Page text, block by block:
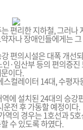
L
복
사
하
기
게
변
경
하
기
게
변
경
하
기
편리한 지하철, 그러나
자나 장애인들에게는
편의시설은 대폭 개선
·임산부 등의 편의증
이다.
컬레이터 14대, 수평
에 설치된 24대의 승강
전 후 가동할 예정이다.
역의 경우는 1호선과 5
수 있도록 하였다.